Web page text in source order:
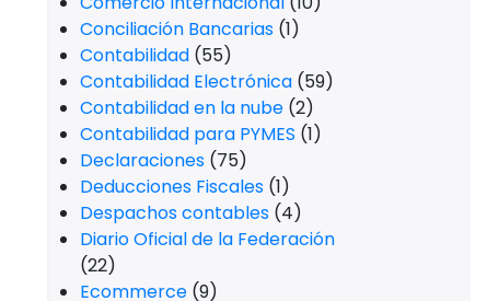
Conciliación Bancarias (1)
Contabilidad (55)
Contabilidad Electrónica (59)
Contabilidad en la nube (2)
Contabilidad para PYMES (1)
Declaraciones (75)
Deducciones Fiscales (1)
Despachos contables (4)
Diario Oficial de la Federación
(22)
Ecommerce (9)